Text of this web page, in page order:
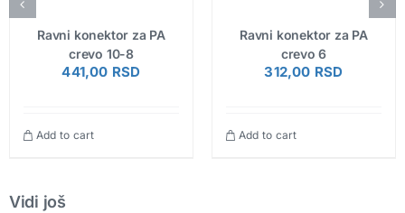
Ravni konektor za PA
crevo 10-8
441,00 RSD
Add to cart
Ravni konektor za PA
crevo 6
312,00 RSD
Add to cart
Vidi još